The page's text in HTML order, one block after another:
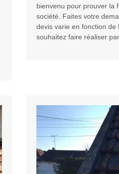
bienvenu pour prouver la
société. Faites votre
devis varie en fonction de
souhaitez faire réaliser par